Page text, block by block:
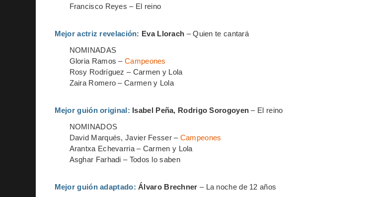
Francisco Reyes – El reino
Mejor actriz revelación: Eva Llorach – Quien te cantará
NOMINADAS
Gloria Ramos –Campeones
Rosy Rodríguez – Carmen y Lola
Zaira Romero – Carmen y Lola
Mejor guión original: Isabel Peña, Rodrigo Sorogoyen– El reino
NOMINADOS
David Marqués, Javier Fesser – Campeones
Arantxa Echevarria – Carmen y Lola
Asghar Farhadi – Todos lo saben
Mejor guión adaptado:Álvaro Brechner – La noche de 12 años